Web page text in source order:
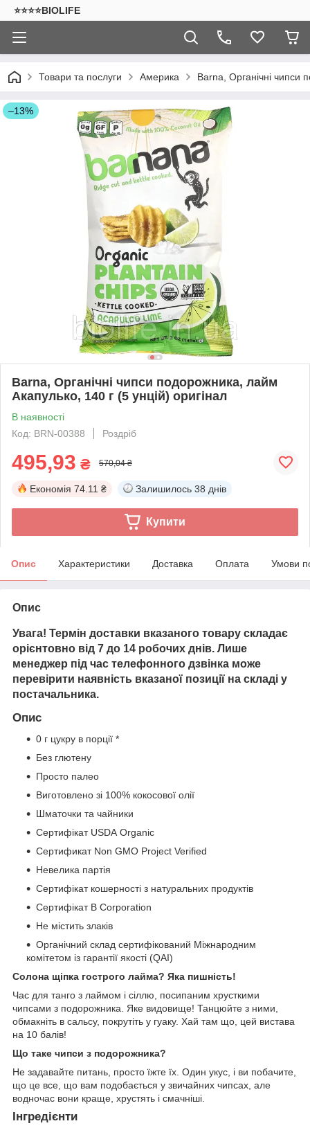
⭐⭐⭐⭐BIOLIFE
Товари та послуги Америка Barna, Органічні чипси
–13%
Barna, Органічні чипси подорожника, лайм
Акапулько, 140 г (5 унцій) оригінал
В наявності
Код: BRN-00388
Роздріб
495,93 ₴ 570,04 ₴
Економія 74.11 ₴ Залишилось 38 днів
Купити
Опис Характеристики Доставка Оплата Умови
Опис
Увага! Термін доставки вказаного товару складає
орієнтовно від 7 до 14 робочих днів. Лише
менеджер під час телефонного дзвінка може
перевірити наявність вказаної позиції на складі у
постачальника.
Опис
0 г цукру в порції *
Без глютену
Просто палео
Виготовлено зі 100% кокосової олії
Шматочки та чайники
Сертифікат USDA Organic
Сертификат Non GMO Project Verified
Невелика партія
Сертифікат кошерності з натуральних продуктів
Сертифікат B Corporation
Не містить злаків
Органічний склад сертифікований Міжнародним
комітетом із гарантії якості (QAI)
Солона щіпка гострого лайма? Яка пишність!
Час для танго з лаймом і сіллю, посипаним хрусткими
чипсами з подорожника. Яке видовище! Танцюйте з ними,
обмакніть в сальсу, покрутіть у гуаку. Хай там що, цей вистава
на 10 балів!
Що таке чипси з подорожника?
Не задавайте питань, просто їжте їх. Один укус, і ви побачите,
що це все, що вам подобається у звичайних чипсах, але
водночас вони краще, хрустять і смачніші.
Інгредієнти